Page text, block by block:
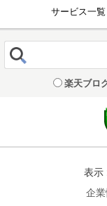
サービス一覧
楽天ブロ
表示
企